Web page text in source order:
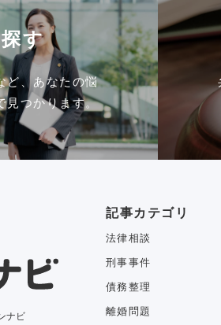
す
ど、あなたの悩
見つかります。
ナビ
記事カテゴリ
法律相談
刑事事件
債務整理
離婚問題